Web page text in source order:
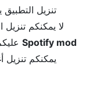
تنزيل
Spotify mod